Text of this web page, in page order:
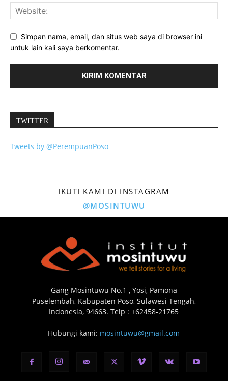
Simpan nama, email, dan situs web saya di browser ini
untuk lain kali saya berkomentar.
TWITTER
Tweets by @PerempuanPoso
IKUTI KAMI DI INSTAGRAM
@MOSINTUWU
Gang Mosintuwu No.1 , Yosi, Pamona
Puselembah, Kabupaten Poso, Sulawesi Tengah,
Indonesia, 94663. Telp : +62458-21765
Hubungi kami: mosintuwu@gmail.com